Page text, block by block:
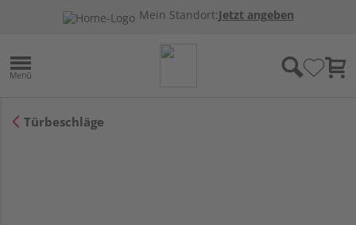
Mein Standort:Jetzt angeben
Türbeschläge